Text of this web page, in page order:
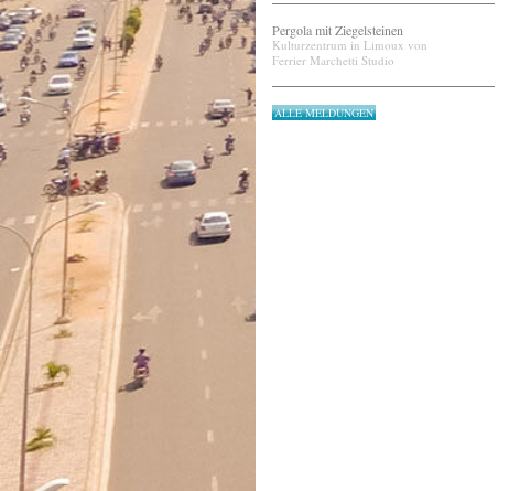
Pergola mit Ziegelsteinen
Kulturzentrum in Limoux von
Ferrier Marchetti Studio
ALLE MELDUNGEN